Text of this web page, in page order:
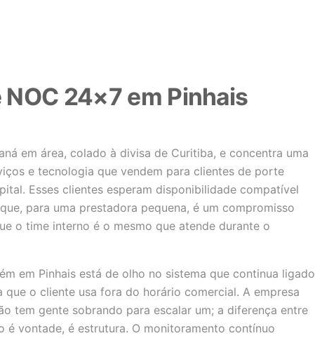
24×7 em Pinhais
em área, colado à divisa de Curitiba, e concentra uma
e tecnologia que vendem para clientes de porte
Esses clientes esperam disponibilidade compatível
para uma prestadora pequena, é um compromisso
o time interno é o mesmo que atende durante o
em Pinhais está de olho no sistema que continua ligado
o cliente usa fora do horário comercial. A empresa
tem gente sobrando para escalar um; a diferença entre
é vontade, é estrutura. O monitoramento contínuo